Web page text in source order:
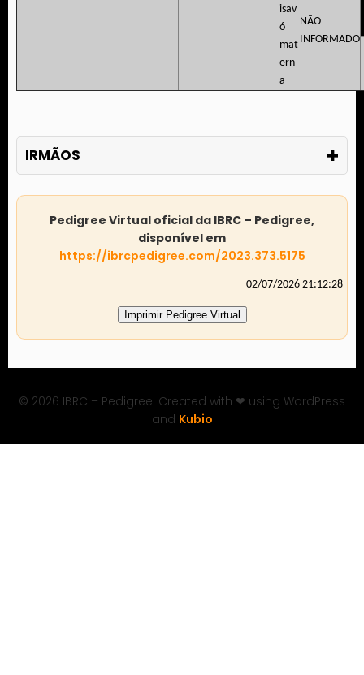
NÃO
INFORMADO
IRMÃOS +
Pedigree Virtual oficial da IBRC – Pedigree,
disponível em
https://ibrcpedigree.com/2023.373.5175
02/07/2026 21:12:28
Imprimir Pedigree Virtual
© 2026 IBRC – Pedigree. Created with ❤ using WordPress
and Kubio